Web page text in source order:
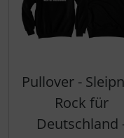
Pullover -
Rock für
Deutschland